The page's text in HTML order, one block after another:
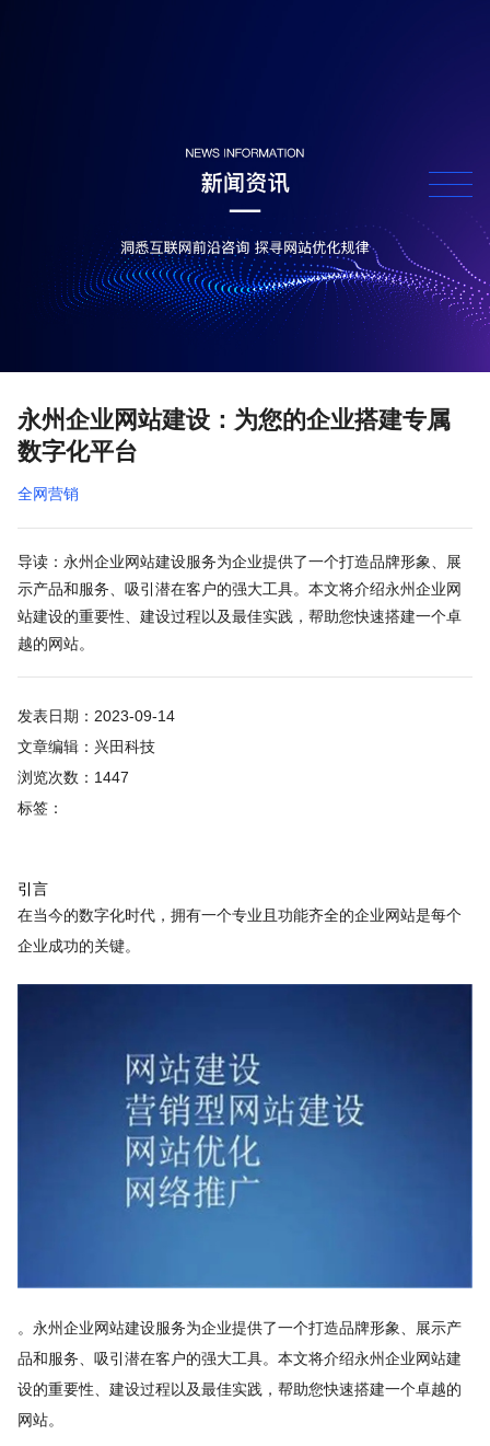
永州企业网站建设：为您的企业搭建专属
数字化平台
全网营销
导读：永州企业网站建设服务为企业提供了一个打造品牌形象、展
示产品和服务、吸引潜在客户的强大工具。本文将介绍永州企业网
站建设的重要性、建设过程以及最佳实践，帮助您快速搭建一个卓
越的网站。
发表日期：2023-09-14
文章编辑：兴田科技
浏览次数：1447
标签：
引言
在当今的数字化时代，拥有一个专业且功能齐全的企业网站是每个
企业成功的关键。
。永州企业网站建设服务为企业提供了一个打造品牌形象、展示产
品和服务、吸引潜在客户的强大工具。本文将介绍永州企业网站建
设的重要性、建设过程以及最佳实践，帮助您快速搭建一个卓越的
网站。